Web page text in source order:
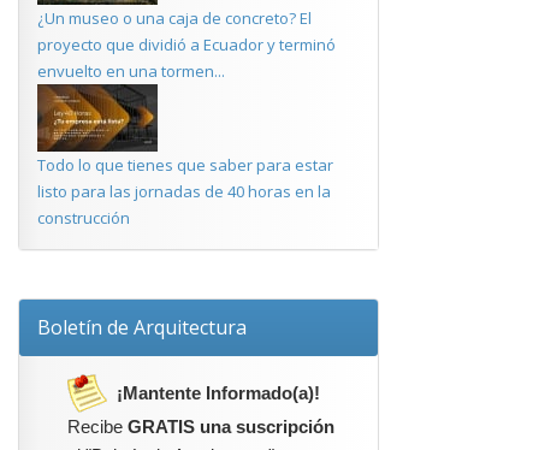
¿Un museo o una caja de concreto? El
proyecto que dividió a Ecuador y terminó
envuelto en una tormen...
Todo lo que tienes que saber para estar
listo para las jornadas de 40 horas en la
construcción
Boletín de Arquitectura
¡Mantente Informado(a)!
Recibe GRATIS una suscripción